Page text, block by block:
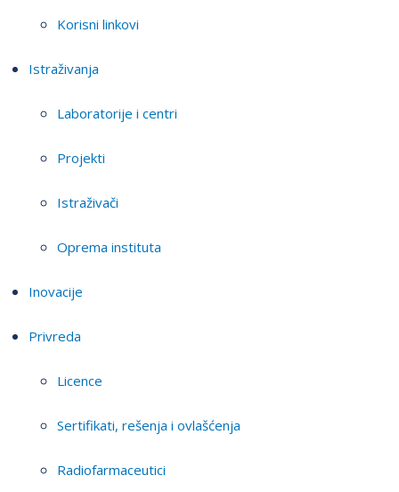
Korisni linkovi
Istraživanja
Laboratorije i centri
Projekti
Istraživači
Oprema instituta
Inovacije
Privreda
Licence
Sertifikati, rešenja i ovlašćenja
Radiofarmaceutici